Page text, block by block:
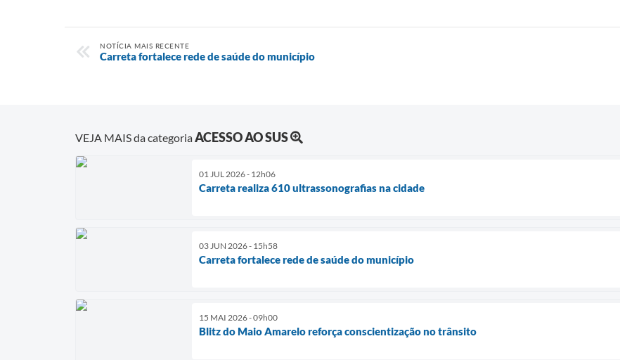
NOTÍCIA MAIS RECENTE
Carreta fortalece rede de saúde do município
VEJA MAIS da categoriaACESSO AO SUS
01 JUL 2026 - 12h06
Carreta realiza 610 ultrassonografias na cidade
03 JUN 2026 - 15h58
Carreta fortalece rede de saúde do município
15 MAI 2026 - 09h00
Blitz do Maio Amarelo reforça conscientização no trânsito